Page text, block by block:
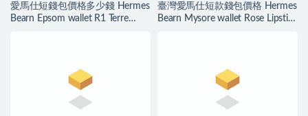
愛馬仕短錢包價格多少錢 Hermes
Bearn Epsom wallet R1 Terre
臺灣愛馬仕短款錢包價格 Hermes
Bearn Mysore wallet Rose Lipstick